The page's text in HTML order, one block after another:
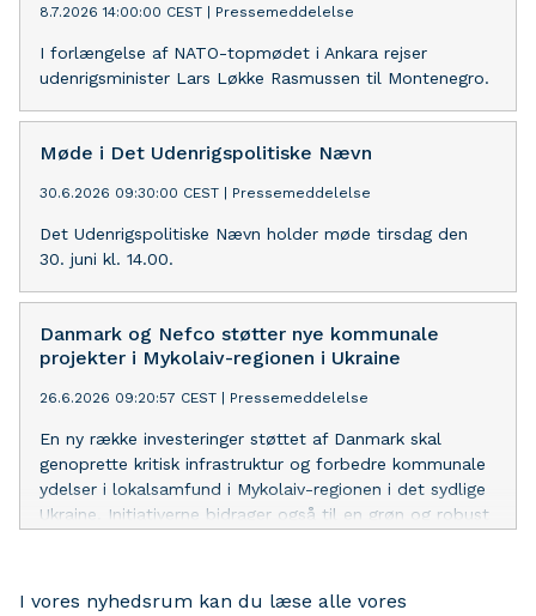
8.7.2026 14:00:00 CEST Pressemeddelelse
I forlængelse af NATO-topmødet i Ankara rejser
udenrigsminister Lars Løkke Rasmussen til Montenegro.
Møde i Det Udenrigspolitiske Nævn
30.6.2026 09:30:00 CEST Pressemeddelelse
Det Udenrigspolitiske Nævn holder møde tirsdag den
30. juni kl. 14.00.
Danmark og Nefco støtter nye kommunale
projekter i Mykolaiv-regionen i Ukraine
26.6.2026 09:20:57 CEST Pressemeddelelse
En ny række investeringer støttet af Danmark skal
genoprette kritisk infrastruktur og forbedre kommunale
ydelser i lokalsamfund i Mykolaiv-regionen i det sydlige
Ukraine. Initiativerne bidrager også til en grøn og robust
I vores nyhedsrum kan du læse alle vores